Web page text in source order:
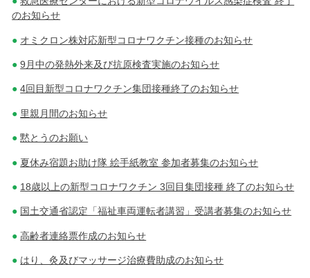
のお知らせ
オミクロン株対応新型コロナワクチン接種のお知らせ
9月中の発熱外来及び抗原検査実施のお知らせ
4回目新型コロナワクチン集団接種終了のお知らせ
里親月間のお知らせ
黙とうのお願い
夏休み宿題お助け隊 絵手紙教室 参加者募集のお知らせ
18歳以上の新型コロナワクチン 3回目集団接種 終了のお知らせ
国土交通省認定「福祉車両運転者講習」受講者募集のお知らせ
高齢者連絡票作成のお知らせ
はり、灸及びマッサージ治療費助成のお知らせ